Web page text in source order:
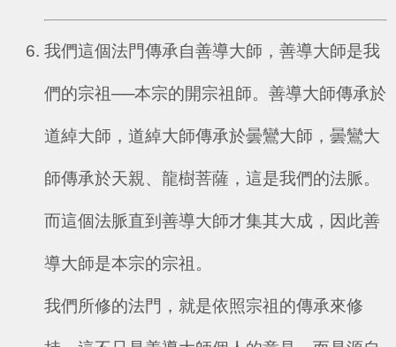
我們這個法門傳承自善導大師，善導大師是我
們的宗祖──本宗的開宗祖師。善導大師傳承於
道綽大師，道綽大師傳承於曇鸞大師，曇鸞大
師傳承於天親、龍樹菩薩，這是我們的法脈。
而這個法脈直到善導大師才集其大成，因此善
導大師是本宗的宗祖。
我們所修的法門，就是依照宗祖的傳承來修